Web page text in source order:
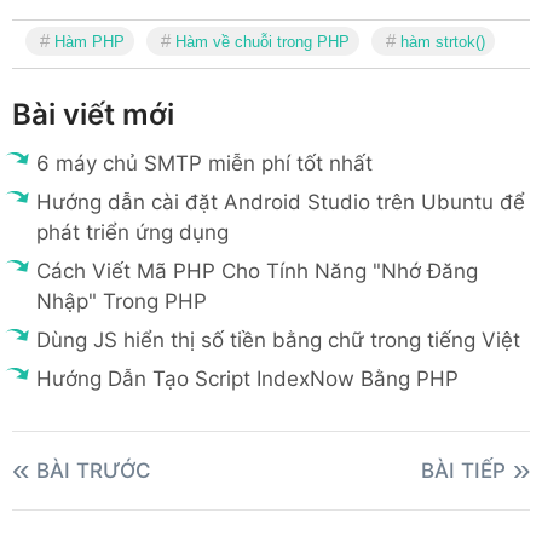
Hàm PHP Hàm về chuỗi trong PHP hàm strtok()
Bài viết mới
6 máy chủ SMTP miễn phí tốt nhất
Hướng dẫn cài đặt Android Studio trên Ubuntu để
phát triển ứng dụng
Cách Viết Mã PHP Cho Tính Năng "Nhớ Đăng
Nhập" Trong PHP
Dùng JS hiển thị số tiền bằng chữ trong tiếng Việt
Hướng Dẫn Tạo Script IndexNow Bằng PHP
BÀI TRƯỚC BÀI TIẾP